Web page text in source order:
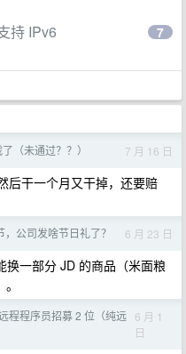
持 IPv6 7
（未通过？？） 7 月 16 日
后干一个月又干掉，还要赔
公司发啥节日礼了？ 6 月 23 日
一部分 JD 的商品（米面粮
程程序员招募 2 位（纯远 6 月 1
日